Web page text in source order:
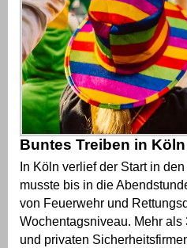
Buntes Treiben in
In Köln verlief der Start in
musste bis in die
von Feuerwehr und
Wochentagsniveau. Mehr
und privaten